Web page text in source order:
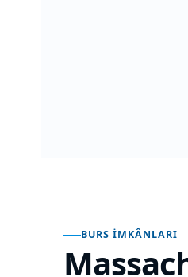
BURS İMKÂNLARI